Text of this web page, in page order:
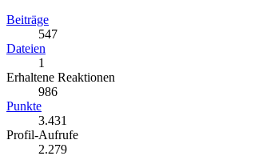
Beiträge
547
Dateien
1
Erhaltene Reaktionen
986
Punkte
3.431
Profil-Aufrufe
2.279